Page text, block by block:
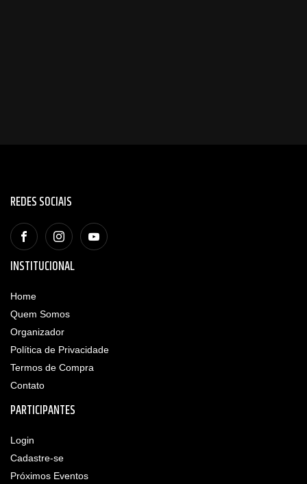
REDES SOCIAIS
INSTITUCIONAL
Home
Quem Somos
Organizador
Política de Privacidade
Termos de Compra
Contato
PARTICIPANTES
Login
Cadastre-se
Próximos Eventos